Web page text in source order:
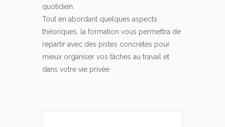
quotidien.
Tout en abordant quelques aspects
théoriques, la formation vous permettra de
repartir avec des pistes concrètes pour
mieux organiser vos tâches au travail et
dans votre vie privée